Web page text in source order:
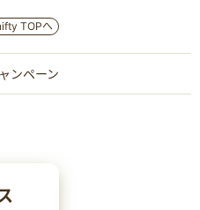
TOPへ
ンペーン